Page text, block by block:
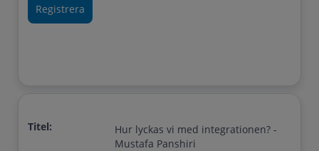
Titel:
Hur lyckas vi med integrationen? -
Mustafa Panshiri